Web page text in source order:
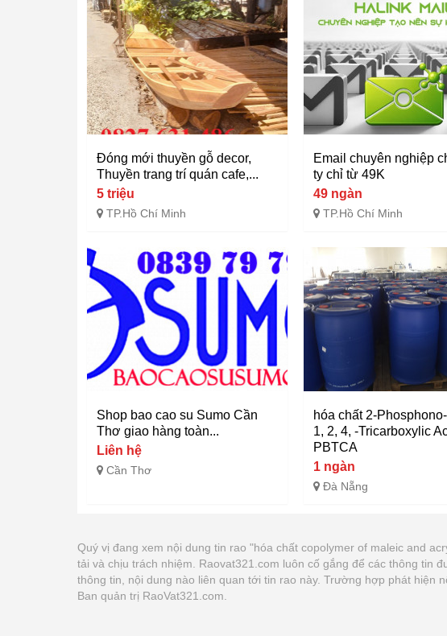
Đóng mới thuyền gỗ decor,
Thuyền trang trí quán cafe,...
5 triệu
TP.Hồ Chí Minh
Email chuyên nghiệp
ty chỉ từ 49K
49 ngàn
TP.Hồ Chí Minh
Shop bao cao su Sumo Cần
Thơ giao hàng toàn...
Liên hệ
Cần Thơ
hóa chất 2-
1, 2, 4, -Tricarboxylic
PBTCA
1 ngàn
Đà Nẵng
Quý vị đang xem nội dung tin rao "hóa chất copolymer of maleic and
tải và chịu trách nhiệm. Raovat321.com luôn cố gắng để các thông tin
thông tin, nội dung nào liên quan tới tin rao này. Trường hợp phát hiện
Ban quản trị RaoVat321.com.